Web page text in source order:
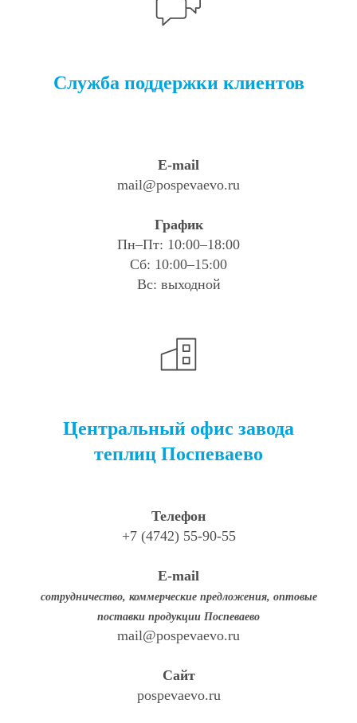
Служба поддержки клиентов
E-mail
mail@pospevaevo.ru
График
Пн–Пт: 10:00–18:00
Сб: 10:00–15:00
Вс: выходной
Центральный офис завода
теплиц Поспеваево
Телефон
+7 (4742) 55-90-55
E-mail
cотрудничество, коммерческие предложения, оптовые
поставки продукции Поспеваево
mail@pospevaevo.ru
Сайт
pospevaevo.ru